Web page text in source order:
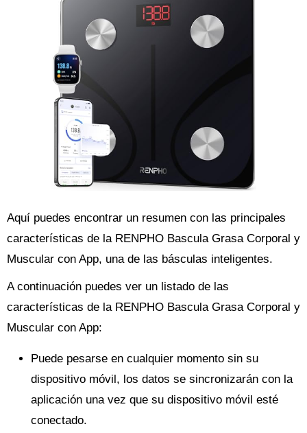
Aquí puedes encontrar un resumen con las principales
características de la RENPHO Bascula Grasa Corporal y
Muscular con App, una de las básculas inteligentes.
A continuación puedes ver un listado de las
características de la RENPHO Bascula Grasa Corporal y
Muscular con App:
Puede pesarse en cualquier momento sin su
dispositivo móvil, los datos se sincronizarán con la
aplicación una vez que su dispositivo móvil esté
conectado.